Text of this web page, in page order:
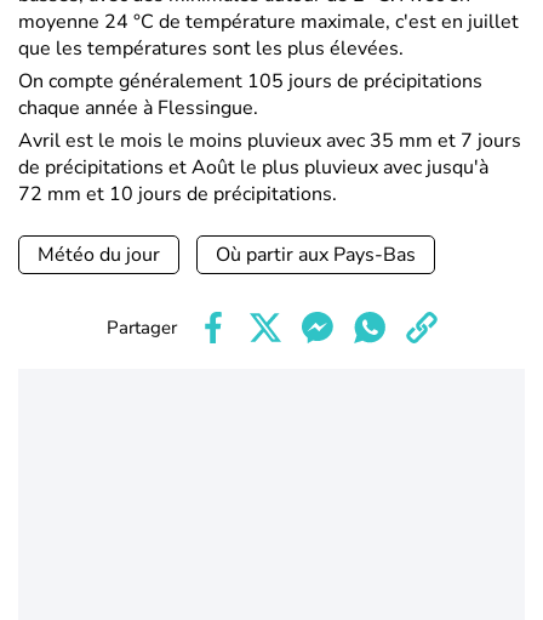
moyenne 24 °C de température maximale, c'est en juillet
que les températures sont les plus élevées.
On compte généralement 105 jours de précipitations
chaque année à Flessingue.
Avril est le mois le moins pluvieux avec 35 mm et 7 jours
de précipitations et Août le plus pluvieux avec jusqu'à
72 mm et 10 jours de précipitations.
Météo du jour Où partir aux Pays-Bas
Partager